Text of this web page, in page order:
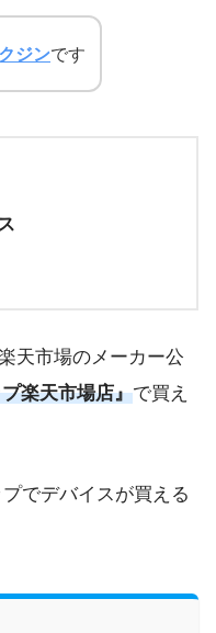
ジンです
天市場のメーカー公
楽天市場店』で買え
でデバイスが買える